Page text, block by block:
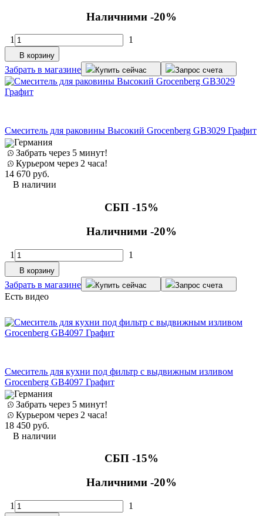
Наличними -20%
1 1
В корзину
Забрать в магазине Купить сейчас Запрос счета
Смеситель для раковины Высокий Grocenberg GB3029 Графит
Германия
Забрать через 5 минут!
Курьером через 2 часа!
14 670 руб.
В наличии
СБП -15%
Наличними -20%
1 1
В корзину
Забрать в магазине Купить сейчас Запрос счета
Есть видео
Смеситель для кухни под фильтр с выдвижным изливом
Grocenberg GB4097 Графит
Германия
Забрать через 5 минут!
Курьером через 2 часа!
18 450 руб.
В наличии
СБП -15%
Наличними -20%
1 1